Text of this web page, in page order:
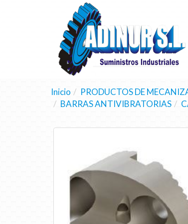
Inicio PRODUCTOS DE
BARRAS ANTIVIBRATORIAS